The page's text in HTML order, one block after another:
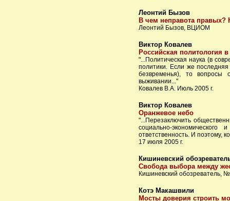
Леонтий Бызов
В чем неправота правых?
Леонтий Бызов, ВЦИОМ
Виктор Ковалев
Российская политология
"...Политическая наука (в
политики. Если же
безвременья), то вопросы
выживании..."
Ковалев В.А. Июль 2005 г.
Виктор Ковалев
Оранжевое небо
"...Перезаключить
социально-
ответственность. И поэтому,
17 июля 2005 г.
Кишиневский
Свобода выбора между
Кишиневский обозреватель,
Котэ Макашвили
Мосты доверия строить